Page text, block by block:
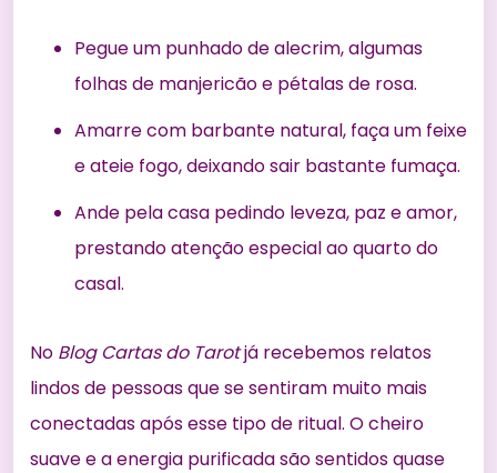
Pegue um punhado de alecrim, algumas
folhas de manjericão e pétalas de rosa.
Amarre com barbante natural, faça um feixe
e ateie fogo, deixando sair bastante fumaça.
Ande pela casa pedindo leveza, paz e amor,
prestando atenção especial ao quarto do
casal.
No Blog Cartas do Tarotjá recebemos relatos
lindos de pessoas que se sentiram muito mais
conectadas após esse tipo de ritual. O cheiro
suave e a energia purificada são sentidos quase